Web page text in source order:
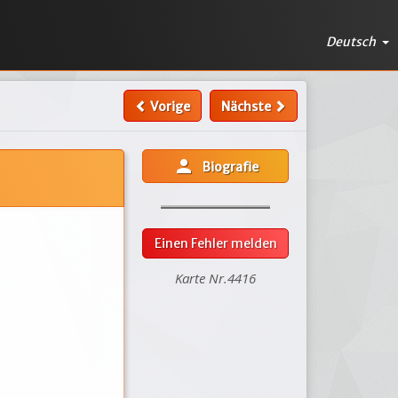
Deutsch
Vorige Nächste
person Biografie
Einen Fehler melden
Karte Nr.4416